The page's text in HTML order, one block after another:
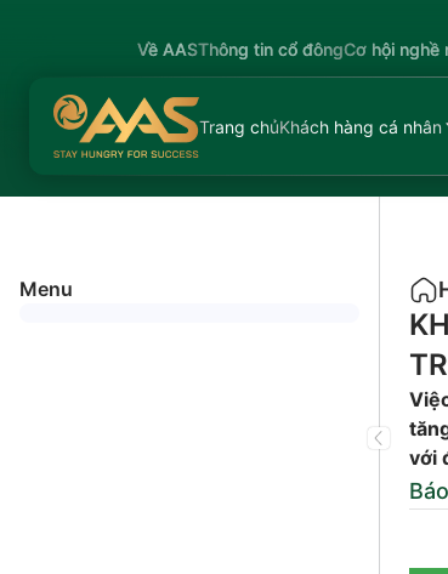
Về AASThông tin cổ đôngCơ hội nghề
Trang chủKhách hàng cá nhân
Menu
với